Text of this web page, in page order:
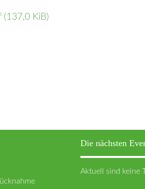
(137,0 KiB)
Die nächsten
Aktuell sind keine